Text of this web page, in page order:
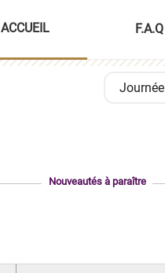
ACCUEIL F.A.Q
Nouveautés à paraître